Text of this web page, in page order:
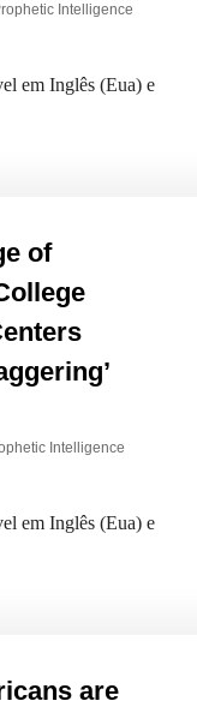
Intelligence
em Inglês (Eua) e
of
Intelligence
em Inglês (Eua) e
are